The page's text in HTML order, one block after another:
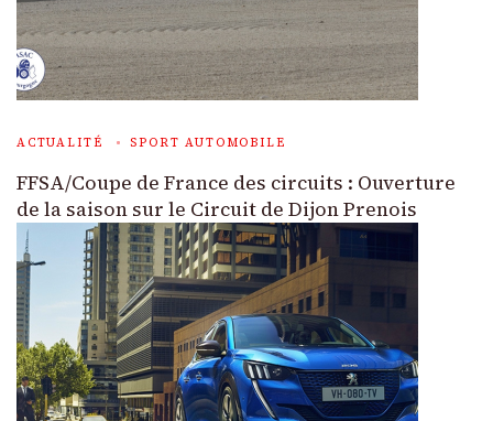
ACTUALITÉ SPORT AUTOMOBILE
FFSA/Coupe de France des circuits : Ouverture
de la saison sur le Circuit de Dijon Prenois